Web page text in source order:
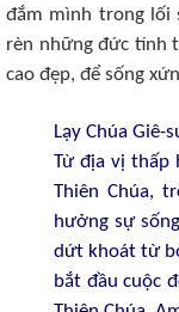
đắm mình trong lối
rèn những đức tính
cao đẹp, để sống
Lạy Chúa Giê-
Từ địa vị thấp
Thiên Chúa,
hưởng sự
dứt khoát từ
bắt đầu cuộc